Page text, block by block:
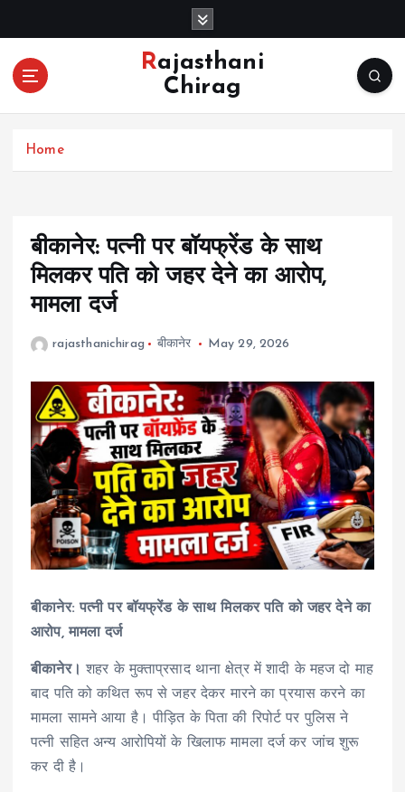
o
Rajasthani
Chirag
Home
बीकानेर: पत्नी पर बॉयफ्रेंड के साथ
मिलकर पति को जहर देने का आरोप,
मामला दर्ज
rajasthanichirag बीकानेर May 29, 2026
बीकानेर: पत्नी पर बॉयफ्रेंड के साथ मिलकर पति को जहर देने का
आरोप, मामला दर्ज
बीकानेर। शहर के मुक्ताप्रसाद थाना क्षेत्र में शादी के महज दो माह
बाद पति को कथित रूप से जहर देकर मारने का प्रयास करने का
मामला सामने आया है। पीड़ित के पिता की रिपोर्ट पर पुलिस ने
पत्नी सहित अन्य आरोपियों के खिलाफ मामला दर्ज कर जांच शुरू
कर दी है।